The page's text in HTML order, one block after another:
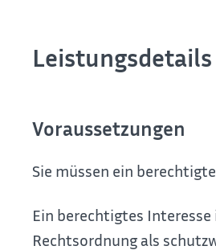
Leistungsdetails
Voraussetzungen
Sie müssen ein
Ein berechtigtes
Rechtsordnung als